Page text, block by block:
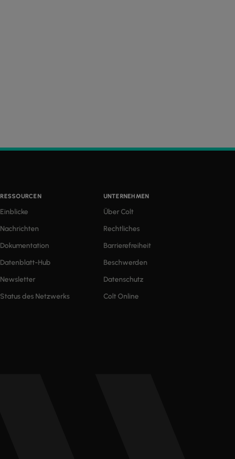
RESSOURCEN
Einblicke
Nachrichten
Dokumentation
Datenblatt-Hub
Newsletter
Status des Netzwerks
UNTERNEHMEN
Über Colt
Rechtliches
Barrierefreiheit
Beschwerden
Datenschutz
Colt Online